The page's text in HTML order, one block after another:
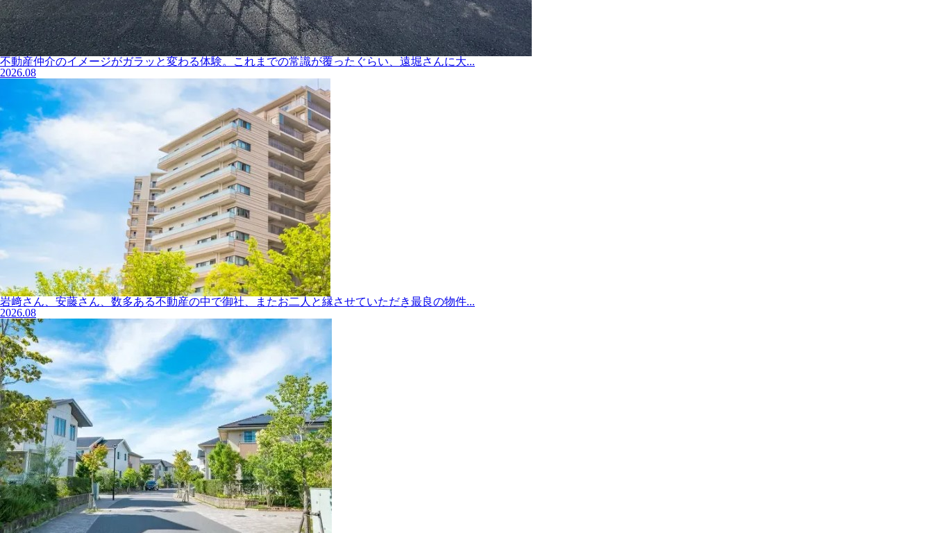
不動産仲介のイメージがガラッと変わる体験。これまでの常識が覆ったぐらい、遠堀さんに大...
2026.08
岩﨑さん、安藤さん、数多ある不動産の中で御社、またお二人と縁させていただき最良の物件...
2026.08